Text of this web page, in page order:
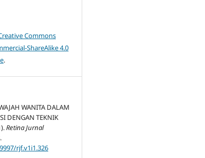
Commons
ShareAlike 4.0
.
WANITA DALAM
DENGAN TEKNIK
Retina Jurnal
rjf.v1i1.326